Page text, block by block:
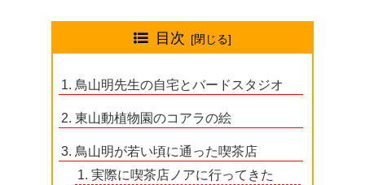
目次
鳥山明先生の自宅とバードスタジオ
東山動植物園のコアラの絵
鳥山明が若い頃に通った喫茶店
実際に喫茶店ノアに行ってきた